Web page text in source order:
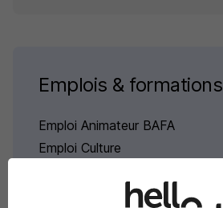
Emplois & formations
Emploi Animateur BAFA
Emploi Culture